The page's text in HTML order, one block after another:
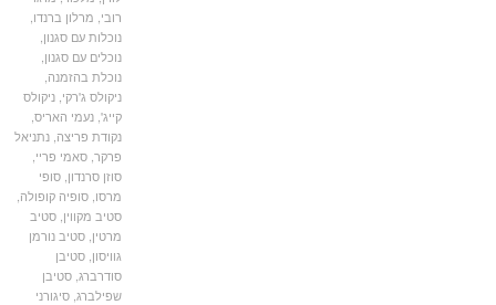
,מרלון ברנדו,
נוכלות עם סגנון,
נוכלים עם סגנון,
נוכלת בהזמנה,
ניקולס ג'רקי,ניקולס
,נעמי האריס,
נקודת פריצה,נתניאל
פרקר,סאמי פריי ,
סוזן סרנדון,סופי
מרסו,סופיה קופולה,
סטיב מקווין,סטיב
מרטין,סטיב נורמן
גוויסון,סטיבן
סודרברג,סטיבן
שפילברג,סיגורני